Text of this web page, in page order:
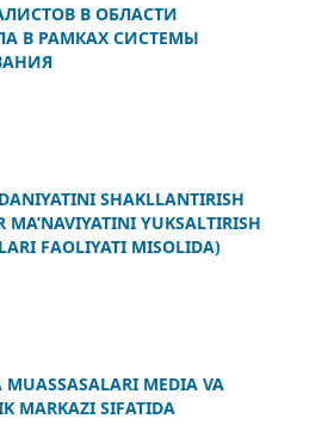
В ОБЛАСТИ
В РАМКАХ СИСТЕМЫ
SHAKLLANTIRISH
MA’NAVIYATINI YUKSALTIRISH
FAOLIYATI MISOLIDA)
MUASSASALARI MEDIA VA
MARKAZI SIFATIDA